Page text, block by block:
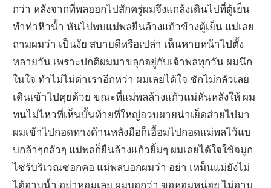
กว่า หลังจากที่พลออกไปสักครู่ผมจึงแกล้งเดินไปที่ตู้เย็น
ทำท่าหิวน้ำ หันไปพบแม่พลยืนล้างแก้วข้างตู้เย็น แม่เลย
ถามผมว่า เป็นงัย สบายดีหรือเปล่า เห็นหายหน้าไปตั้ง
หลายวัน เพราะปกติผมมาขลุกอยู่กับเจ้าพลทุกวัน ผมนึก
ในใจ ทำไม่ไม่ด่าเราอีกหว่า ผมเลยได้ใจ ชักไม่กลัวเลย
เดินเข้าไปคุยด้วย ขณะที่แม่พลล้างแก้วแม่หันหลังให้ ผม
ทนไม่ไหวที่เห็นบั้นท้ายที่ใหญ่อวบผายน่าเย็ดส่ายไปมา
ผมเข้าไปกอดทางด้านหลังมือก็เอื้อมไปกอดแม่พลไว้แบ
บกล้าๆกลัวๆ แม่พลก็ยืนล้างแก้วยิ้มๆ ผมเลยได้ใจใช้จมูก
ไซร้บริเวณซอกคอ แม่พลบอกผมว่า อย่า เหม็นแม่ยังไม่
ได้อาบน้ำ อย่าหอมเลย ผมบอกว่า ขอหอมหน่อย ไม่อาบ